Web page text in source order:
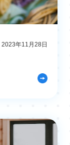
2023年11月28日